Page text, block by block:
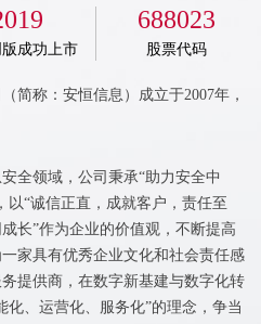
成功上市
688023
股票代码
简称：安恒信息）成立于2007年，
全领域，公司秉承“助力安全中
以“诚信正直，成就客户，责任至
长”作为企业的价值观，不断提高
家具有优秀企业文化和社会责任感
提供商，在数字新基建与数字化转
化、运营化、服务化”的理念，争当